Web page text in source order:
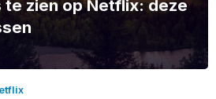
zien op Netflix: deze